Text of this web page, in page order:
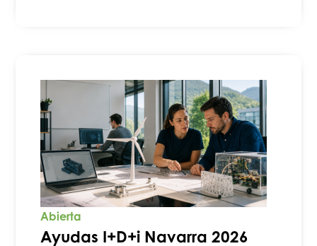
Abierta
Ayudas I+D+i Navarra 2026